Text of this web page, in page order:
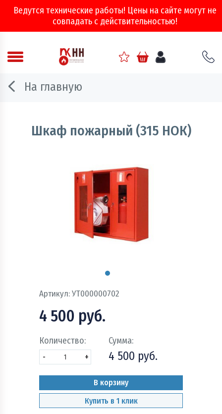
Ведутся технические работы! Цены на сайте могут не
совпадать с действительностью!
Аварийно - спасательное оборудование
Двери, ворота и люки противопожарные
Обеспечение эвакуации, знаки безопасности
Огнебиозащитные составы
Огнетушители
Пожарно - охранная сигнализация и системы
Средства защиты и безопасность труда
Шкафы, щиты пожарные и инвентарь
На главную
Шкаф пожарный (315 НОК)
Артикул:УТ000000702
4 500 руб.
Количество:
- +
Сумма:
4 500 руб.
В корзину
Купить в 1 клик